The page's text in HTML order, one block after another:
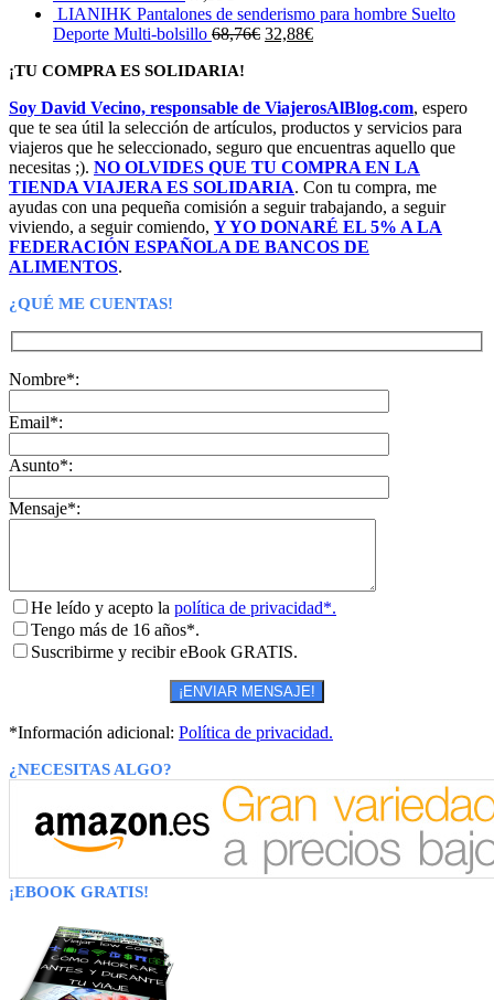
LIANIHK Pantalones de senderismo para hombre Suelto
Deporte Multi-bolsillo 68,76€ El
68,76€.
32,88€El
32,88€.
¡TU COMPRA ES SOLIDARIA!
Soy David Vecino, responsable de ViajerosAlBlog.com, espero
que te sea útil la selección de artículos, productos y servicios para
viajeros que he seleccionado, seguro que encuentras aquello que
necesitas ;). NO OLVIDES QUE TU COMPRA EN LA
TIENDA VIAJERA ES SOLIDARIA. Con tu compra, me
ayudas con una pequeña comisión a seguir trabajando, a seguir
viviendo, a seguir comiendo, Y YO DONARÉ EL 5% A LA
FEDERACIÓN ESPAÑOLA DE BANCOS DE
ALIMENTOS.
¿QUÉ ME CUENTAS!
Nombre*:
Email*:
Asunto*:
Mensaje*:
He leído y acepto la política de privacidad*.
Tengo más de 16 años*.
Suscribirme y recibir eBook GRATIS.
*Información adicional: Política de privacidad.
¿NECESITAS ALGO?
¡EBOOK GRATIS!